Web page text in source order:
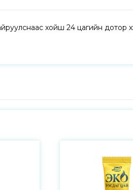
хойш 24 цагийн дотор